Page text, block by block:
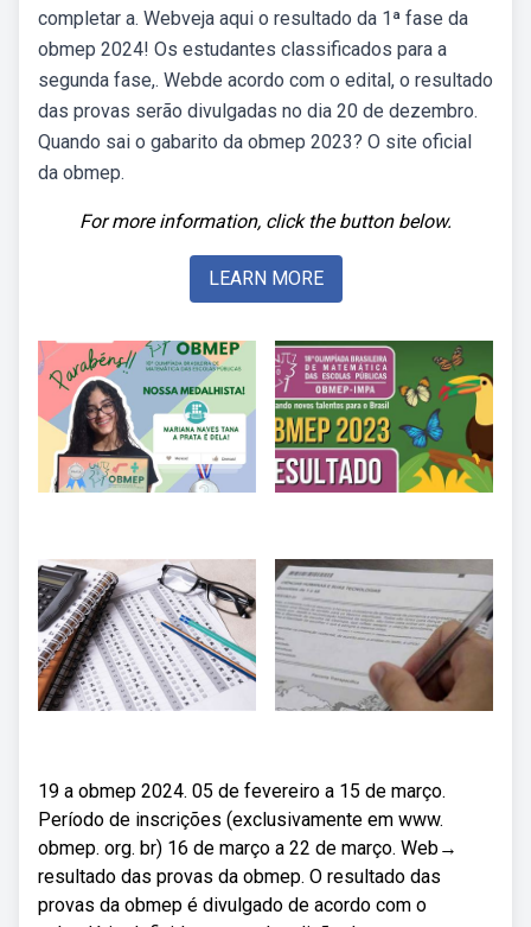
completar a. Webveja aqui o resultado da 1ª fase da
obmep 2024! Os estudantes classificados para a
segunda fase,. Webde acordo com o edital, o resultado
das provas serão divulgadas no dia 20 de dezembro.
Quando sai o gabarito da obmep 2023? O site oficial
da obmep.
For more information, click the button below.
LEARN MORE
19 a obmep 2024. 05 de fevereiro a 15 de março.
Período de inscrições (exclusivamente em www.
obmep. org. br) 16 de março a 22 de março. Web→
resultado das provas da obmep. O resultado das
provas da obmep é divulgado de acordo com o